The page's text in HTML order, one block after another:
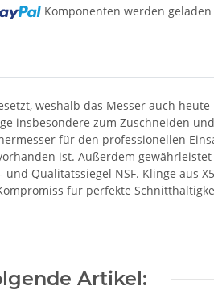
Komponenten werden geladen
weshalb das Messer auch
insbesondere zum Zuschneiden
für den professionellen
ist. Außerdem
Qualitätssiegel NSF. Klinge aus
für perfekte
Artikel: